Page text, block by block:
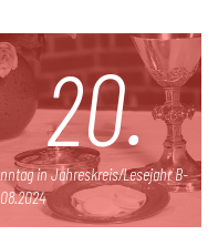
20.
in Jahreskreis/Lesejahr B-